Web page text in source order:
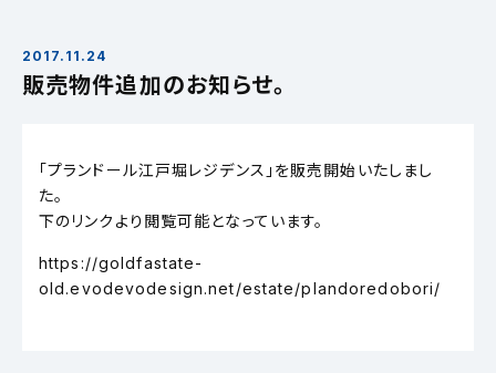
2017.11.24
販売物件追加のお知らせ。
「プランドール江戸堀レジデンス」を販売開始いたしまし
た。
下のリンクより閲覧可能となっています。
https://goldfastate-
old.evodevodesign.net/estate/plandoredobori/